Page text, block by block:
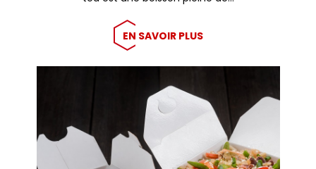
EN SAVOIR PLUS